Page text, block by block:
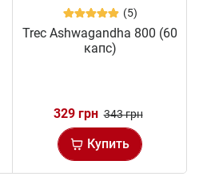
(5)
Trec Ashwagandha 800 (60
капс)
329 грн 343 грн
Купить